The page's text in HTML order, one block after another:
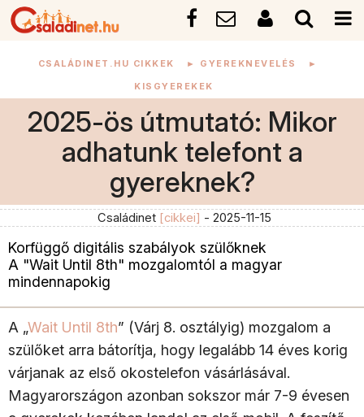
CSALÁDINET.HU CIKKEK ► GYEREKNEVELÉS ►
KISGYEREKEK
2025-ös útmutató: Mikor
adhatunk telefont a
gyereknek?
Családinet [cikkei] - 2025-11-15
Korfüggő digitális szabályok szülőknek
A "Wait Until 8th" mozgalomtól a magyar
mindennapokig
A „Wait Until 8th” (Várj 8. osztályig) mozgalom a
szülőket arra bátorítja, hogy legalább 14 éves korig
várjanak az első okostelefon vásárlásával.
Magyarországon azonban sokszor már 7-9 évesen